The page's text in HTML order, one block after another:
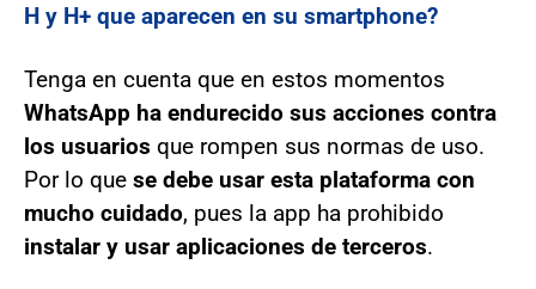
H y H+ que aparecen en su smartphone?
Tenga en cuenta que en estos momentos
WhatsApp ha endurecido sus acciones contra
los usuarios que rompen sus normas de uso.
Por lo que se debe usar esta plataforma con
mucho cuidado, pues la app ha prohibido
instalar y usar aplicaciones de terceros.